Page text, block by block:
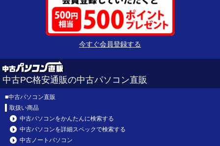
今すぐ会員登録する
中古PC格安通販の中古パソコン直販
■中古パソコン直販
取扱い商品
中古パソコンをかんたんに検索する
中古パソコンを詳細スペックで検索する
中古ノートパソコン